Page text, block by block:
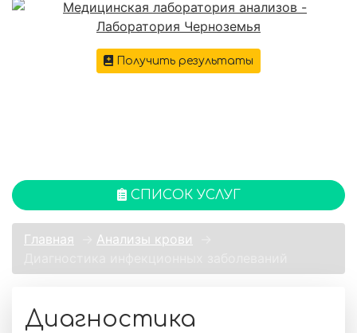
Получить результаты
СПИСОК УСЛУГ
Главная Анализы крови
Диагностика